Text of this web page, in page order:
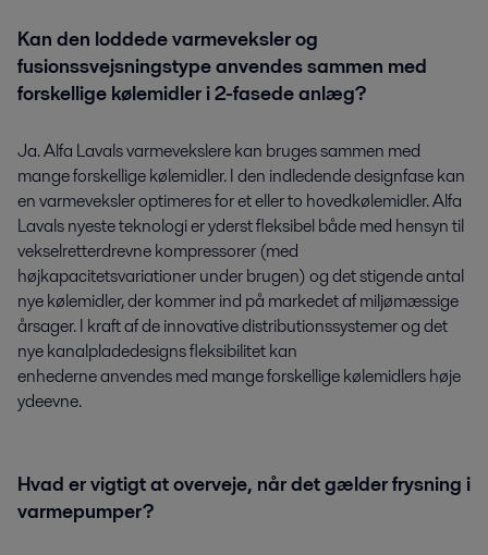
Kan den loddede varmeveksler og
fusionssvejsningstype anvendes sammen med
forskellige kølemidler i 2-fasede anlæg?
Ja. Alfa Lavals varmevekslere kan bruges sammen med
mange forskellige kølemidler. I den indledende designfase kan
en varmeveksler optimeres for et eller to hovedkølemidler. Alfa
Lavals nyeste teknologi er yderst fleksibel både med hensyn til
vekselretterdrevne kompressorer (med
højkapacitetsvariationer under brugen) og det stigende antal
nye kølemidler, der kommer ind på markedet af miljømæssige
årsager. I kraft af de innovative distributionssystemer og det
nye kanalpladedesigns fleksibilitet kan
enhederne anvendes med mange forskellige kølemidlers høje
ydeevne.
Hvad er vigtigt at overveje, når det gælder frysning i
varmepumper?